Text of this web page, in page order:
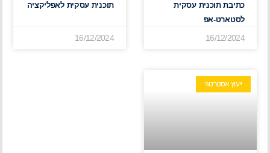
כתיבת תוכנית עסקית
לסטארט-אפ
16/12/2024
תוכנית עסקית לאפליקציה
16/12/2024
ייעוץ אסטרטגי